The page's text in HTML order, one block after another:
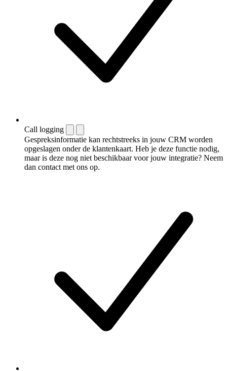
Call logging
Gespreksinformatie kan rechtstreeks in jouw CRM worden
opgeslagen onder de klantenkaart. Heb je deze functie nodig,
maar is deze nog niet beschikbaar voor jouw integratie? Neem
dan contact met ons op.